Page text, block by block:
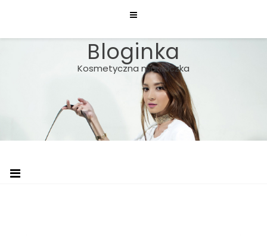
content
Bloginka
Kosmetyczna maniaczka